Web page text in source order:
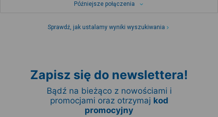
Późniejsze połączenia
Sprawdź, jak ustalamy wyniki wyszukiwania
Zapisz się do newslettera!
Bądź na bieżąco z nowościami i
promocjami oraz otrzymaj kod
promocyjny